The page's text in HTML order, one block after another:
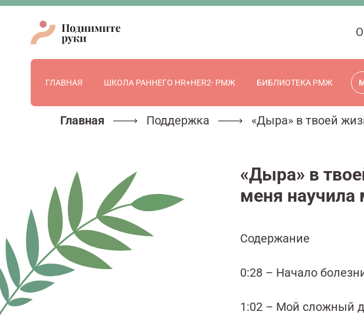
ГЛАВНАЯ ШКОЛА РАННЕГО HR+HER2- РМЖ БИБЛИОТЕКА РМЖ
Главная Поддержка «Дыра» в твоей
«Дыра» в
меня научила
Содержание
0:28 – Начало
1:02 – Мой сложный